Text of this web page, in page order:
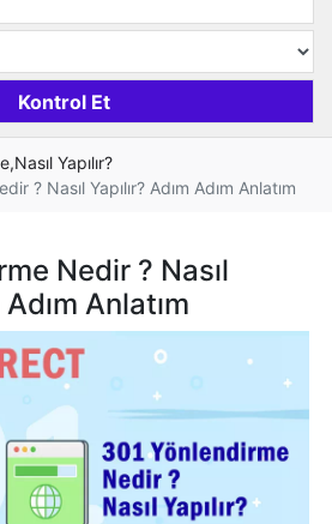
Yapılır?
? Nasıl Yapılır? Adım Adım Anlatım
Nedir ? Nasıl
Adım Anlatım